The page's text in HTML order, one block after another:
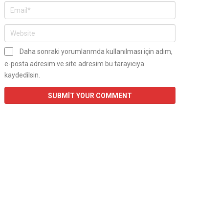
Daha sonraki yorumlarımda kullanılması için adım,
e-posta adresim ve site adresim bu tarayıcıya
kaydedilsin.